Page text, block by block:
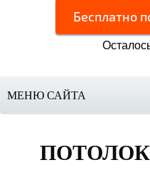
Бесплатно
МЕНЮ САЙТА